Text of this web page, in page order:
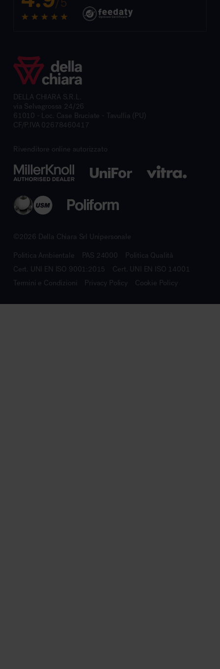
DELLA CHIARA S.R.L.
via Selvagrossa 24/26
61010 - Loc. Case Bruciate - Tavullia (PU)
CF/P.IVA 02678460417
Rivenditore online autorizzato
©2026 Della Chiara Srl Unipersonale
Politica Ambientale PAS 24000
Politica Qualità
Cert. UNI EN ISO 9001:2015
Cert. UNI EN ISO 14001
Termini e Condizioni
Privacy Policy Cookie Policy